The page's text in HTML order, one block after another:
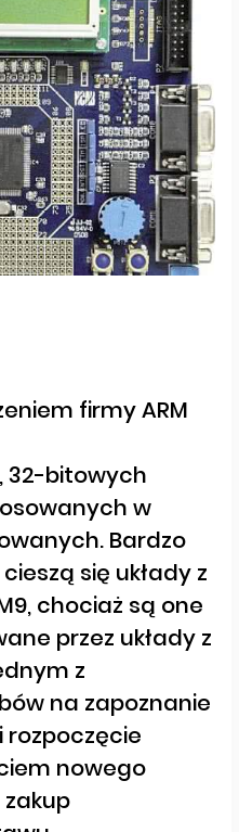
firmy ARM
32-bitowych
w
Bardzo
się układy z
chociaż są one
przez układy z
z
na zapoznanie
rozpoczęcie
nowego